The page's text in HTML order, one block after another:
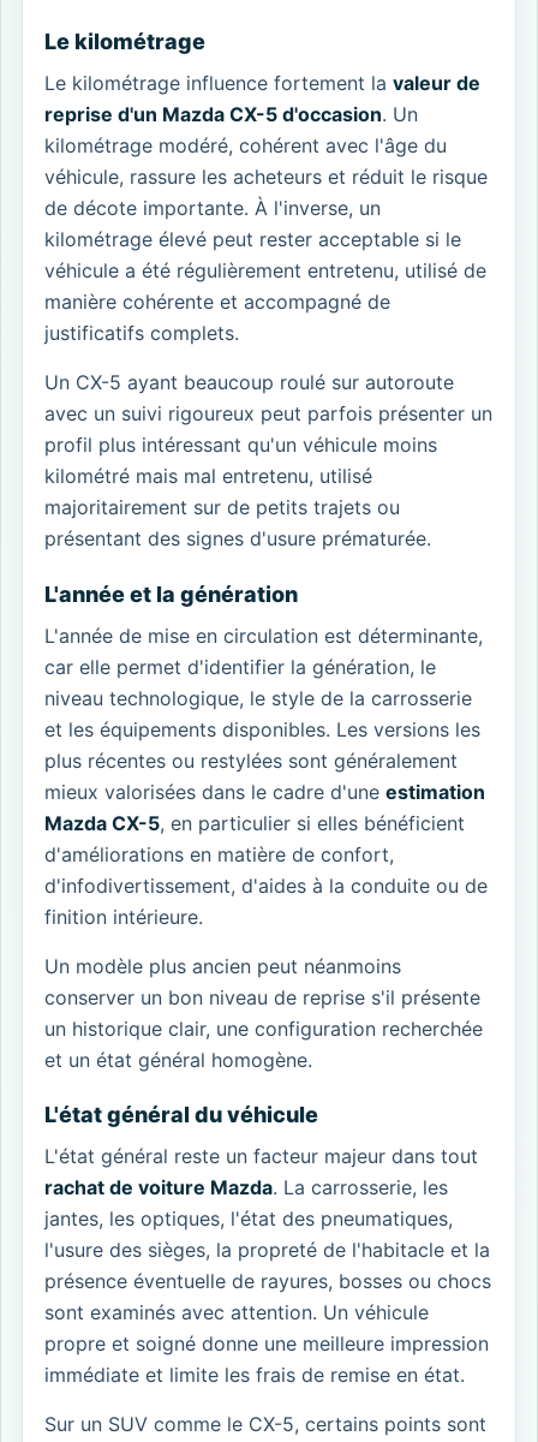
Le kilométrage
Le kilométrage influence fortement la valeur de
reprise d'un Mazda CX-5 d'occasion. Un
kilométrage modéré, cohérent avec l'âge du
véhicule, rassure les acheteurs et réduit le risque
de décote importante. À l'inverse, un
kilométrage élevé peut rester acceptable si le
véhicule a été régulièrement entretenu, utilisé de
manière cohérente et accompagné de
justificatifs complets.
Un CX-5 ayant beaucoup roulé sur autoroute
avec un suivi rigoureux peut parfois présenter un
profil plus intéressant qu'un véhicule moins
kilométré mais mal entretenu, utilisé
majoritairement sur de petits trajets ou
présentant des signes d'usure prématurée.
L'année et la génération
L'année de mise en circulation est déterminante,
car elle permet d'identifier la génération, le
niveau technologique, le style de la carrosserie
et les équipements disponibles. Les versions les
plus récentes ou restylées sont généralement
mieux valorisées dans le cadre d'une estimation
Mazda CX-5, en particulier si elles bénéficient
d'améliorations en matière de confort,
d'infodivertissement, d'aides à la conduite ou de
finition intérieure.
Un modèle plus ancien peut néanmoins
conserver un bon niveau de reprise s'il présente
un historique clair, une configuration recherchée
et un état général homogène.
L'état général du véhicule
L'état général reste un facteur majeur dans tout
rachat de voiture Mazda. La carrosserie, les
jantes, les optiques, l'état des pneumatiques,
l'usure des sièges, la propreté de l'habitacle et la
présence éventuelle de rayures, bosses ou chocs
sont examinés avec attention. Un véhicule
propre et soigné donne une meilleure impression
immédiate et limite les frais de remise en état.
Sur un SUV comme le CX-5, certains points sont